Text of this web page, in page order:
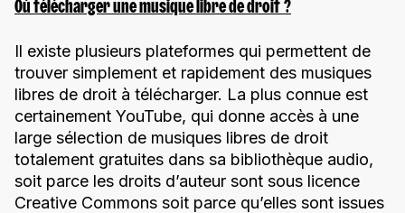
Où télécharger une musique libre de droit ?
Il existe plusieurs plateformes qui permettent de
trouver simplement et rapidement des musiques
libres de droit à télécharger. La plus connue est
certainement YouTube, qui donne accès à une
large sélection de musiques libres de droit
totalement gratuites dans sa bibliothèque audio,
soit parce les droits d’auteur sont sous licence
Creative Commons soit parce qu’elles sont issues